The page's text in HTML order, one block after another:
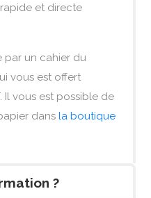
et directe
par un cahier du
vous est offert
Il vous est possible de
dansla boutique
?